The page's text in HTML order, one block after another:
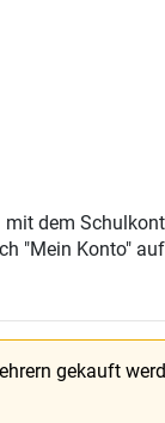
dem
"Mein Konto"
gekauft